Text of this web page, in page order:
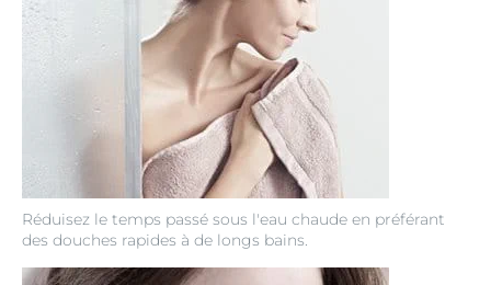
Réduisez le temps passé sous l'eau chaude en préférant
des douches rapides à de longs bains.